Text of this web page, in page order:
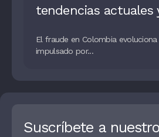
tendencias actuales
El fraude en Colombia
impulsado por...
Suscríbete a